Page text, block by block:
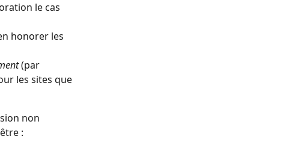
le cas
honorer les
(par
les sites que
non
: